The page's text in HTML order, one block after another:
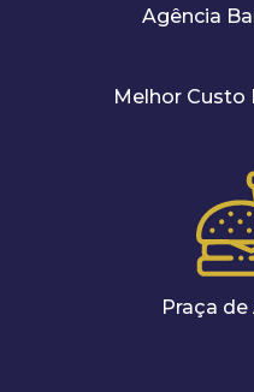
Agência
Melhor Custo
Praça